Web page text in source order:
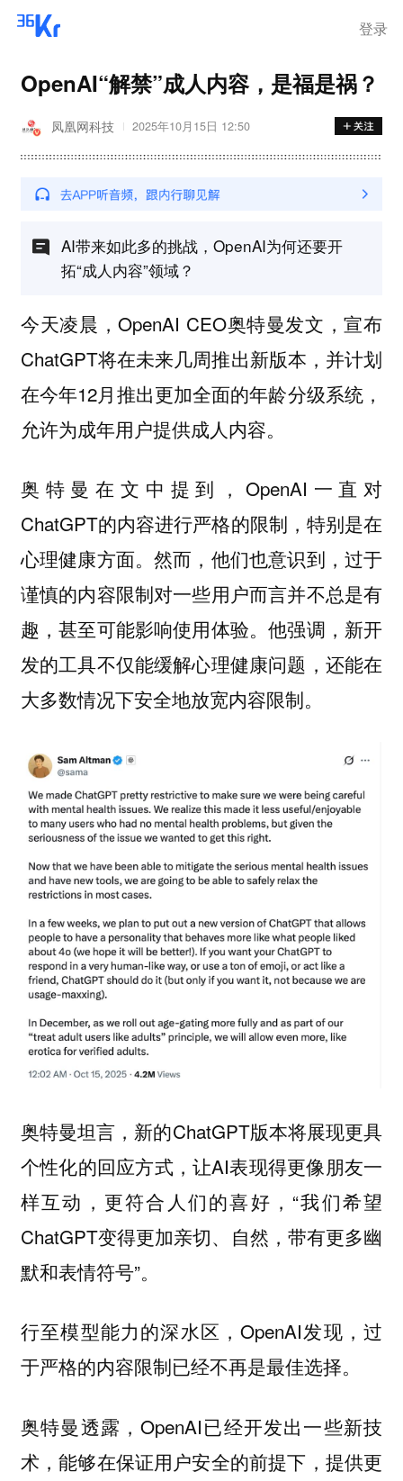
登录
OpenAI“解禁”成人内容，是福是祸？
凤凰网科技 2025年10月15日 12:50
AI带来如此多的挑战，OpenAI为何还要开
拓“成人内容”领域？
今天凌晨，OpenAI CEO奥特曼发文，宣布
ChatGPT将在未来几周推出新版本，并计划
在今年12月推出更加全面的年龄分级系统，
允许为成年用户提供成人内容。
奥特曼在文中提到，OpenAI一直对
ChatGPT的内容进行严格的限制，特别是在
心理健康方面。然而，他们也意识到，过于
谨慎的内容限制对一些用户而言并不总是有
趣，甚至可能影响使用体验。他强调， 新开
发的工具不仅能缓解心理健康问题，还能在
大多数情况下安全地放宽内容限制。
奥特曼坦言，新的ChatGPT版本将展现更具
个性化的回应方式，让AI表现得更像朋友一
样互动，更符合人们的喜好，“我们希望
ChatGPT变得更加亲切、自然，带有更多幽
默和表情符号”。
行至模型能力的深水区，OpenAI发现，过
于严格的内容限制已经不再是最佳选择。
奥特曼透露，OpenAI已经开发出一些新技
术，能够在保证用户安全的前提下，提供更